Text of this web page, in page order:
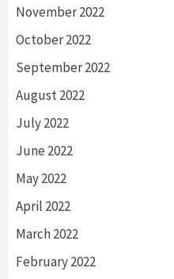
November 2022
October 2022
September 2022
August 2022
July 2022
June 2022
May 2022
April 2022
March 2022
February 2022